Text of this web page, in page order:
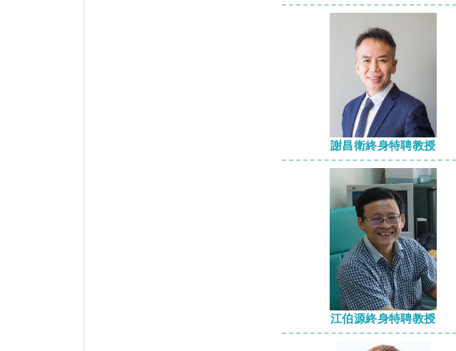
謝昌衛終身特聘教授
江伯源終身特聘教授